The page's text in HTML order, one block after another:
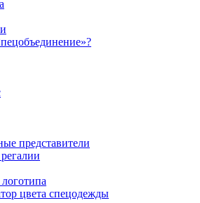
представители
цвета спецодежды